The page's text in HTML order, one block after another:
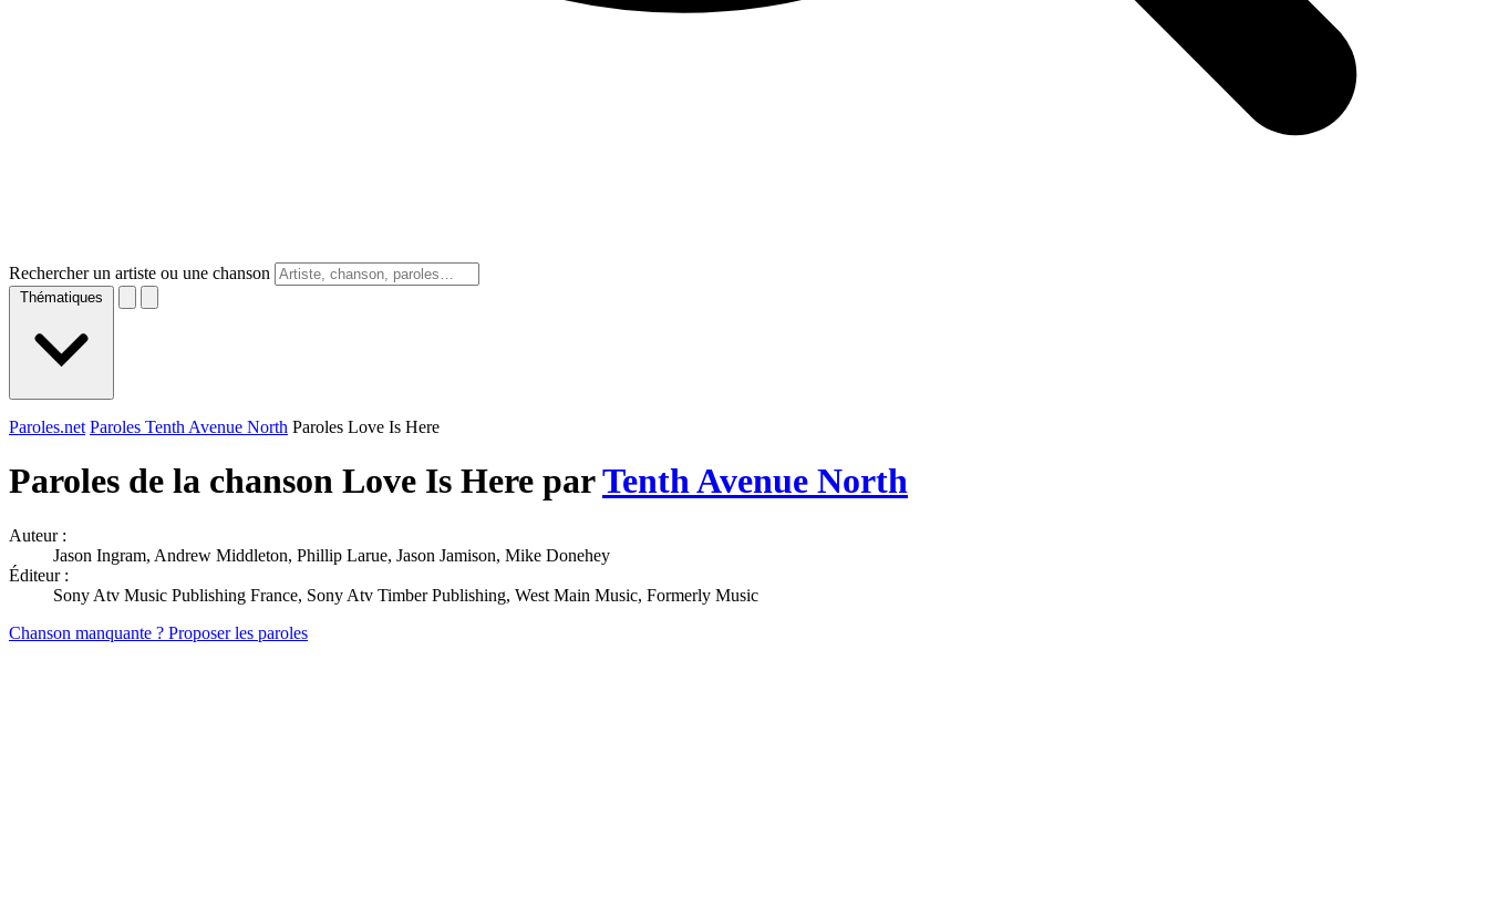
Rechercher un artiste ou une chanson
Thématiques
Paroles.net Paroles Tenth Avenue North Paroles Love Is Here
Paroles de la chanson Love Is Here parTenth Avenue North
Auteur :
Jason Ingram, Andrew Middleton, Phillip Larue, Jason Jamison, Mike Donehey
Éditeur :
Sony Atv Music Publishing France, Sony Atv Timber Publishing, West Main Music, Formerly Music
Chanson manquante ? Proposer les paroles